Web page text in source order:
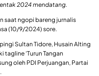
2024 mendatang.
saat ngopi bareng jurnalis
(10/9/2024) sore.
Sultan Tidore, Husain Alting
tagline ‘Turun Tangan
oleh PDI Perjuangan, Partai